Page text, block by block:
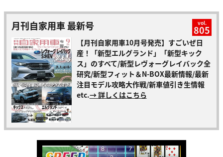
月刊自家用車 最新号 vol.
805
【月刊自家用車10月号発売】すごいぜ日
産！「新型エルグランド」「新型キック
ス」のすべて/新型レヴォーグレイバック全
研究/新型フィット＆N-BOX最新情報/最新
注目モデル攻略大作戦/新車値引き生情報
etc.→ 詳しくはこちら